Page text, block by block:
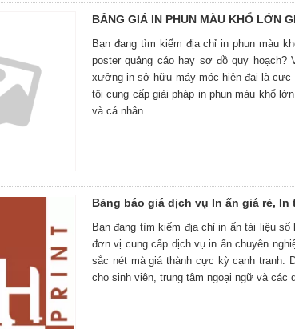
BẢNG GIÁ IN PHUN MÀU KHỔ LỚN
Bạn đang tìm kiếm địa chỉ in phun màu
poster quảng cáo hay sơ đồ quy
xưởng in sở hữu máy móc hiện đại là cực
tôi cung cấp giải pháp in phun màu khổ
và cá nhân.
Bảng báo giá dịch vụ In ấn giá rẻ,
Bạn đang tìm kiếm địa chỉ in ấn tài liệu
đơn vị cung cấp dịch vụ in ấn chuyên
sắc nét mà giá thành cực kỳ cạnh tranh.
cho sinh viên, trung tâm ngoại ngữ và các